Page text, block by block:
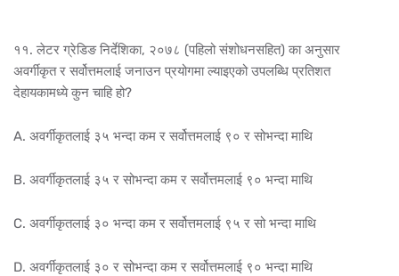
११. लेटर ग्रेडिङ निर्देशिका, २०७८ (पहिलो संशोधनसहित) का अनुसार
अवर्गीकृत र सर्वोत्तमलाई जनाउन प्रयोगमा ल्याइएको उपलब्धि प्रतिशत
देहायकामध्ये कुन चाहि हो?
A. अवर्गीकृतलाई ३५ भन्दा कम र सर्वोत्तमलाई ९० र सोभन्दा माथि
B. अवर्गीकृतलाई ३५ र सोभन्दा कम र सर्वोत्तमलाई ९० भन्दा माथि
C. अवर्गीकृतलाई ३० भन्दा कम र सर्वोत्तमलाई ९५ र सो भन्दा माथि
D. अवर्गीकृतलाई ३० र सोभन्दा कम र सर्वोत्तमलाई ९० भन्दा माथि